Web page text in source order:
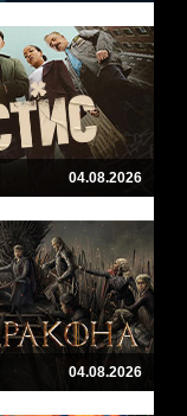
04.08.2026
04.08.2026